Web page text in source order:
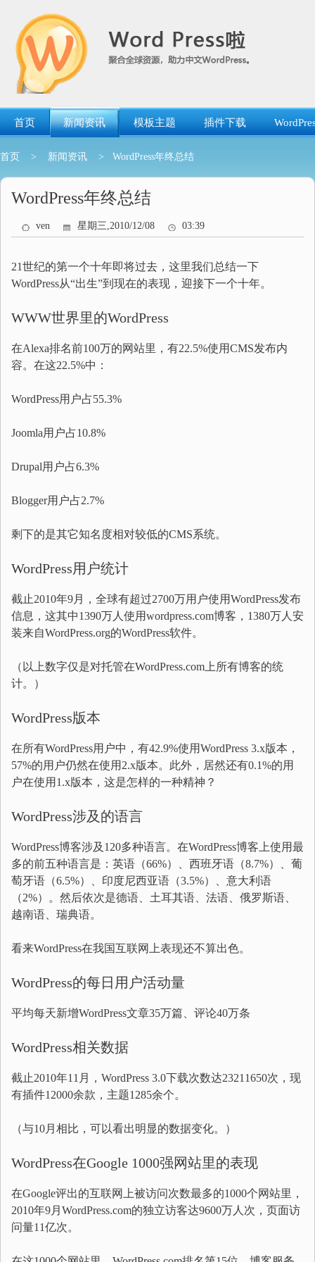
首页 新闻资讯 模板主题 插件下载
首页 > 新闻资讯 > WordPress年终总结
WordPress年终总结
ven 星期三,2010/12/08 03:39
21世纪的第一个十年即将过去，这里我们总结一下
WordPress从“出生”到现在的表现，迎接下一个十年。
WWW世界里的WordPress
在Alexa排名前100万的网站里，有22.5%使用CMS发布内
容。在这22.5%中：
WordPress用户占55.3%
Joomla用户占10.8%
Drupal用户占6.3%
Blogger用户占2.7%
剩下的是其它知名度相对较低的CMS系统。
WordPress用户统计
截止2010年9月，全球有超过2700万用户使用WordPress发布
信息，这其中1390万人使用wordpress.com博客，1380万人安
装来自WordPress.org的WordPress软件。
（以上数字仅是对托管在WordPress.com上所有博客的统
计。）
WordPress版本
在所有WordPress用户中，有42.9%使用WordPress 3.x版本，
57%的用户仍然在使用2.x版本。此外，居然还有0.1%的用
户在使用1.x版本，这是怎样的一种精神？
WordPress涉及的语言
WordPress博客涉及120多种语言。在WordPress博客上使用最
多的前五种语言是：英语（66%）、西班牙语（8.7%）、葡
萄牙语（6.5%）、印度尼西亚语（3.5%）、意大利语
（2%）。然后依次是德语、土耳其语、法语、俄罗斯语、
越南语、瑞典语。
看来WordPress在我国互联网上表现还不算出色。
WordPress的每日用户活动量
平均每天新增WordPress文章35万篇、评论40万条
WordPress相关数据
截止2010年11月，WordPress 3.0下载次数达23211650次，现
有插件12000余款，主题1285余个。
（与10月相比，可以看出明显的数据变化。）
WordPress在Google 1000强网站里的表现
在Google评出的互联网上被访问次数最多的1000个网站里，
2010年9月WordPress.com的独立访客达9600万人次，页面访
问量11亿次。